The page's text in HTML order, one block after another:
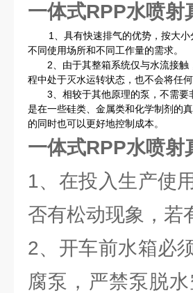
一体式RPP水喷射
1、具有快速排气的优势，按大小
不同使用场所和不同工作量的需求。
2、由于其整箱系统仅与水流接触
程中处于灭水运转状态，也不会将任
3、相较于其他原理的泵，不需要
是在一些硅类、金属类和化学制剂的
的同时也可以更好地控制成本。
一体式RPP水喷射
1、在投入生产使
否有松动现象，若
2、开车前水箱必
腐泵，严禁泵脱